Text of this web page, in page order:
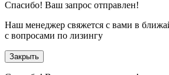
Спасибо! Ваш запрос отправлен!
Наш менеджер свяжется с вами в
с вопросами по лизингу
Закрыть